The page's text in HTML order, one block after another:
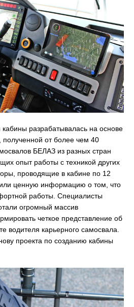
разрабатывалась на основе
от более чем 40
БЕЛАЗ из разных стран
опыт работы с техникой других
проводящие в кабине по 12
ценную информацию о том, что
работы. Специалисты
огромный массив
четкое представление об
водителя карьерного самосвала.
проекта по созданию кабины